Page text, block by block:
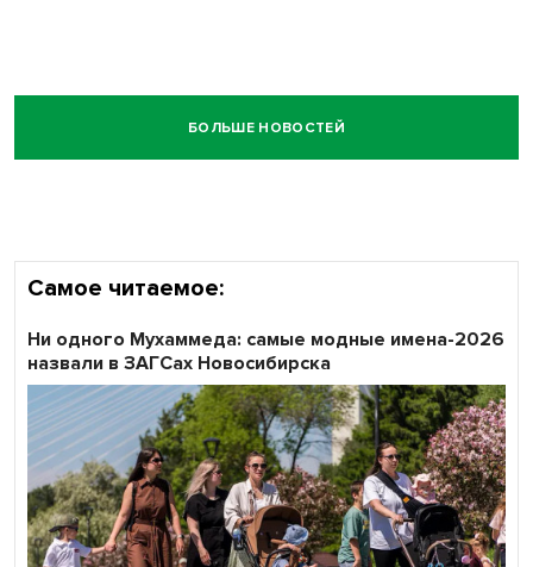
БОЛЬШЕ НОВОСТЕЙ
Самое читаемое:
Ни одного Мухаммеда: самые модные имена-2026
назвали в ЗАГСах Новосибирска